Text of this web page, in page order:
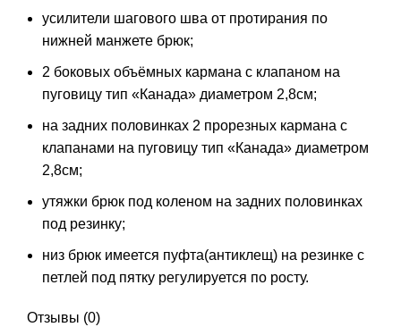
усилители шагового шва от протирания по
нижней манжете брюк;
2 боковых объёмных кармана с клапаном на
пуговицу тип «Канада» диаметром 2,8см;
на задних половинках 2 прорезных кармана с
клапанами на пуговицу тип «Канада» диаметром
2,8см;
утяжки брюк под коленом на задних половинках
под резинку;
низ брюк имеется пуфта(антиклещ) на резинке с
петлей под пятку регулируется по росту.
Отзывы (0)